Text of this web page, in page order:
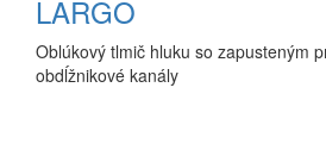
LARGO
Oblúkový tlmič hluku so zapusteným
obdĺžnikové kanály